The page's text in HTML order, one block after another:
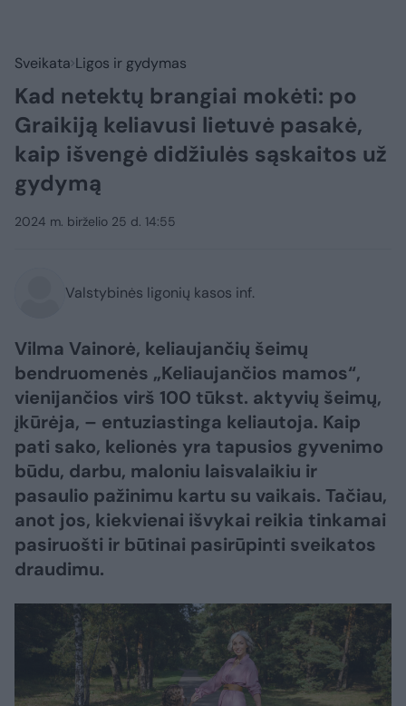
Sveikata Ligos ir gydymas
Kad netektų brangiai mokėti: po
Graikiją keliavusi lietuvė pasakė,
kaip išvengė didžiulės sąskaitos už
gydymą
2024 m. birželio 25 d. 14:55
Valstybinės ligonių kasos inf.
Vilma Vainorė, keliaujančių šeimų
bendruomenės „Keliaujančios mamos“,
vienijančios virš 100 tūkst. aktyvių šeimų,
įkūrėja, – entuziastinga keliautoja. Kaip
pati sako, kelionės yra tapusios gyvenimo
būdu, darbu, maloniu laisvalaikiu ir
pasaulio pažinimu kartu su vaikais. Tačiau,
anot jos, kiekvienai išvykai reikia tinkamai
pasiruošti ir būtinai pasirūpinti sveikatos
draudimu.